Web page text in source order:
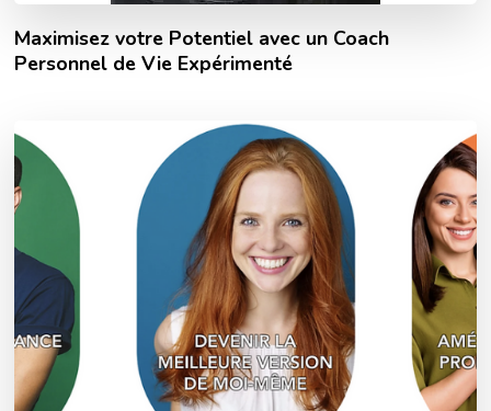
Maximisez votre Potentiel avec un Coach
Personnel de Vie Expérimenté